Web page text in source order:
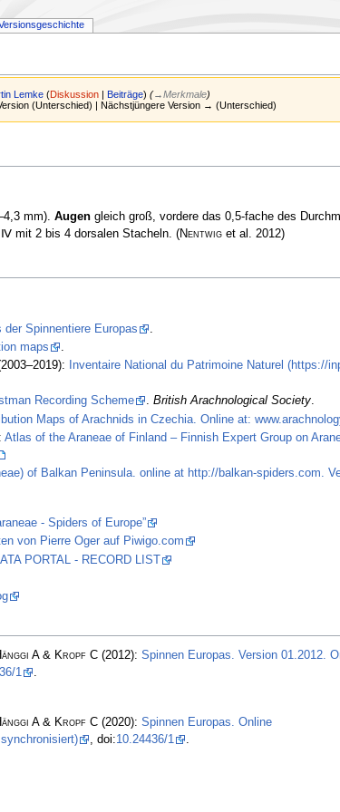
Lemke (Diskussion Beiträge) (→Merkmale)
(Unterschied) | Nächstjüngere Version → (Unterschied)
mm). Augengleich groß, vordere das 0,5-fache des
mit 2 bis 4 dorsalen Stacheln. (Nentwiget al. 2012)
der Spinnentiere Europas
maps
.
Inventaire National du Patrimoine Naturel (https://
Recording Scheme . British Arachnological Society.
Maps of Arachnids in Czechia. Online at:
Atlas of the Araneae of Finland – Finnish Expert Group on
of Balkan Peninsula. online at http://balkan-spiders.com.
- Spiders of Europe”
von Pierre Oger auf Piwigo.com
PORTAL - RECORD LIST
A & Kropf C(2012): Spinnen Europas. Version 01.2012.
1
A & Kropf C(2020): Spinnen Europas. Online
, doi:10.24436/1